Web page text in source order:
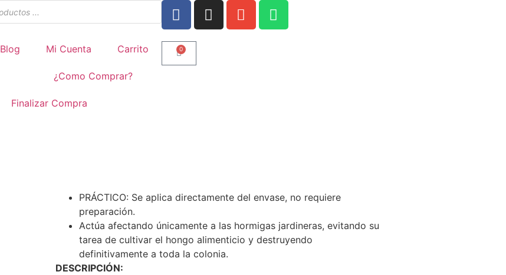
Blog Mi Cuenta Carrito
¿Como Comprar?
Finalizar Compra
0
PRÁCTICO: Se aplica directamente del envase, no requiere
preparación.
Actúa afectando únicamente a las hormigas jardineras, evitando su
tarea de cultivar el hongo alimenticio y destruyendo
definitivamente a toda la colonia.
DESCRIPCIÓN: